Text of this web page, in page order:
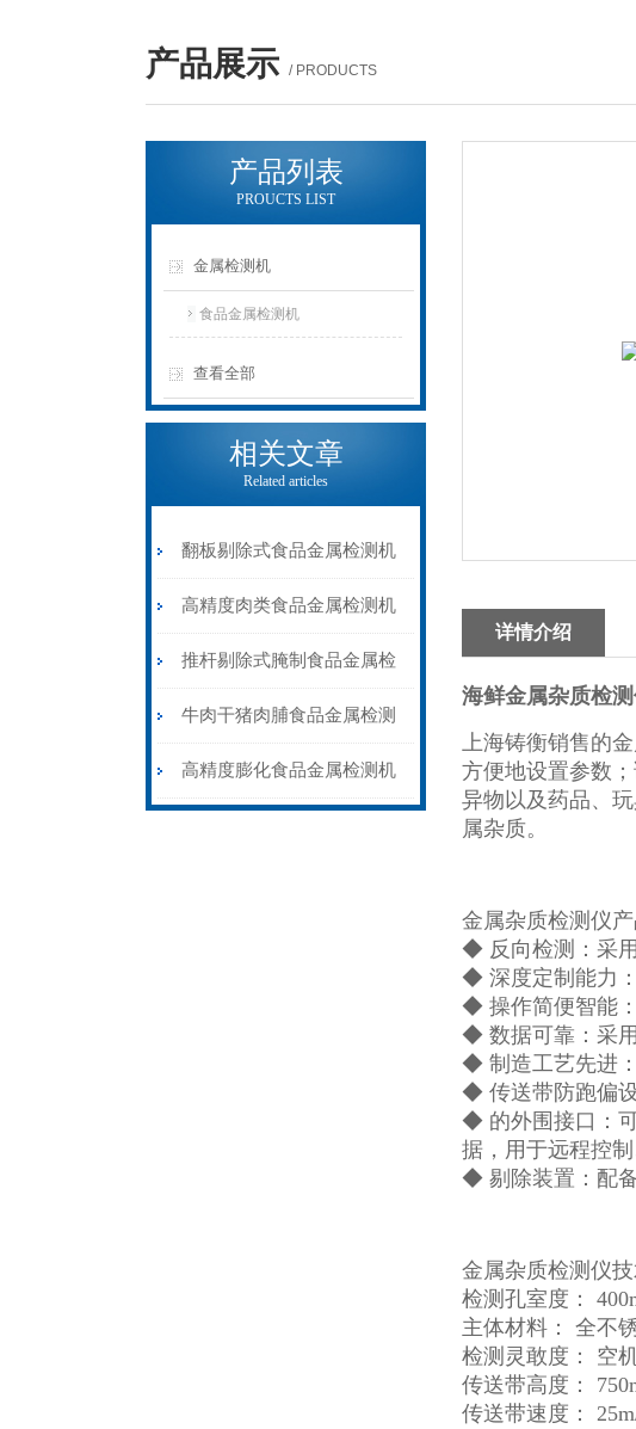
产品展示 / PRODUCTS
产品列表
PROUCTS LIST
金属检测机
食品金属检测机
查看全部
相关文章
Related articles
翻板剔除式食品金属检测机
速冻肉类金属检测器
高精度肉类食品金属检测机
推杆剔除式
推杆剔除式腌制食品金属检
测机液晶显示屏
牛肉干猪肉脯食品金属检测
机皮带输送剔除式
高精度膨化食品金属检测机
详情介绍
海鲜金属杂质检
上海铸衡销售的
方便地设置参数
异物以及药品、
属杂质。
金属杂质检测仪产
◆ 反向检测：采
◆ 深度定制能力
◆ 操作简便智能
◆ 数据可靠：采
◆ 制造工艺先进
◆ 传送带防跑偏
◆ 的外围接口：
据，用于远程控
◆ 剔除装置：配
金属杂质检测仪技
检测孔室度：
主体材料： 全不
检测灵敢度： 空
传送带高度：
传送带速度：